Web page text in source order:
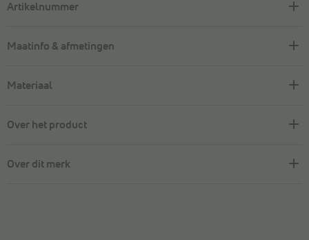
Artikelnummer
Maatinfo & afmetingen
Materiaal
Over het product
Over dit merk